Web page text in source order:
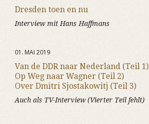
Dresden toen en nu
Interview mit Hans Haffmans
01. MAI 2019
Van de DDR naar Nederland (Teil 1)
Op Weg naar Wagner (Teil 2)
Over Dmitri Sjostakowitj (Teil 3)
Auch als TV-Interview (Vierter Teil fehlt)